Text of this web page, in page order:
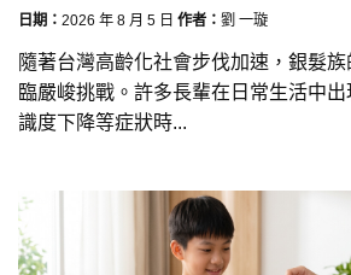
日期： 2026 年 8 月 5 日 作者： 劉 一璇
隨著台灣高齡化社會步伐加速，銀髮
臨嚴峻挑戰。許多長輩在日常生活中
識度下降等症狀時...